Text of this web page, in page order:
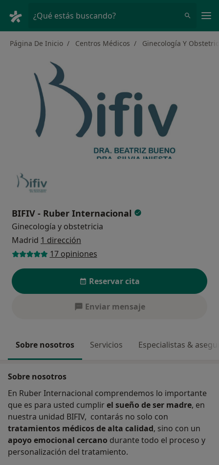
¿Qué estás buscando?
Página De Inicio Centros Médicos Ginecología Y
BIFIV - Ruber Internacional
Ginecología y obstetricia
Madrid 1 dirección
17 opiniones
Reservar cita
Enviar mensaje
Sobre nosotros Servicios Especialistas &
Sobre nosotros
En Ruber Internacional comprendemos lo importante
que es para usted cumplirel sueño de ser madre, en
nuestra unidad BIFIV, contarás no solo con
tratamientos médicos de alta calidad, sino con un
apoyo emocional cercano durante todo el proceso y
personalización del tratamiento.